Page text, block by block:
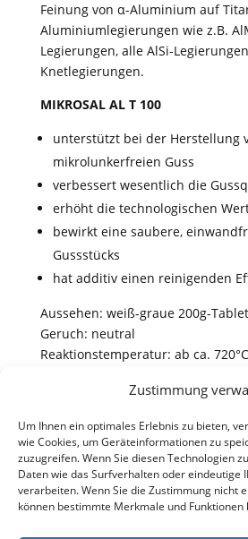
Zustimmung
Um Ihnen ein optimales Erlebnis zu bieten,
wie Cookies, um Geräteinformationen zu
zuzugreifen. Wenn Sie diesen Technologien
Daten wie das Surfverhalten oder eindeutige
verarbeiten. Wenn Sie die Zustimmung nicht
können bestimmte Merkmale und
Feinung von α-Aluminium auf
Aluminiumlegierungen wie z.B.
Legierungen, alle AlSi-
Knetlegierungen.
MIKROSAL AL T 100
unterstützt bei der Herstellung
mikrolunkerfreien Guss
verbessert wesentlich die
erhöht die technologischen
bewirkt eine saubere,
Gussstücks
hat additiv einen reinigenden
Aussehen: weiß-graue 200g-
Geruch: neutral
Reaktionstemperatur: ab ca. 720°C